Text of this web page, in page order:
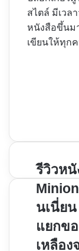
สไตล์ มีเวล
หนังสือขึ้นม
เขียนให้ทุก
รีวิว
หนัง
Minions
มิ
นเนี่ยน
|
รีวิวหนั
นเนี่ย
แยกขอ
เหลือ